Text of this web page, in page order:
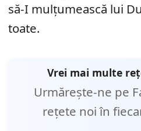
să-I mulțumească lui
toate.
Vrei mai multe
Urmărește-ne pe
rețete noi în